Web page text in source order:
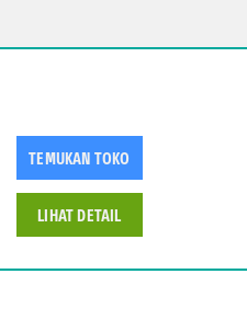
TEMUKAN TOKO
LIHAT DETAIL